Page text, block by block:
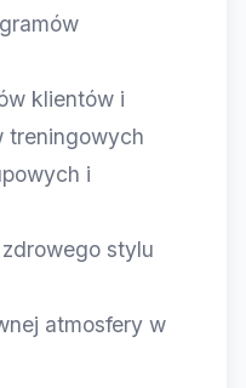
klientów i
treningowych
i
stylu
atmosfery w